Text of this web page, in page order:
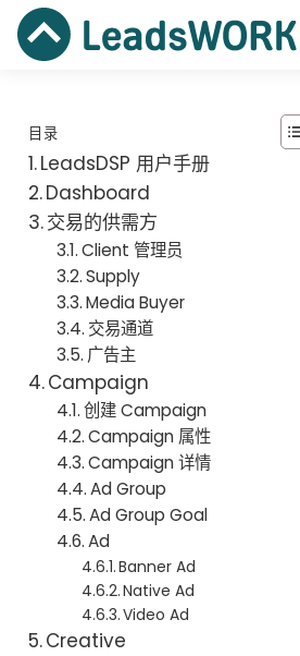
开发者
效果广告
关于我们
目录
LeadsDSP 用户手册
Dashboard
交易的供需方
Client 管理员
Supply
Media Buyer
交易通道
广告主
Campaign
创建 Campaign
Campaign 属性
Campaign 详情
Ad Group
Ad Group Goal
Ad
Banner Ad
Native Ad
Video Ad
Creative